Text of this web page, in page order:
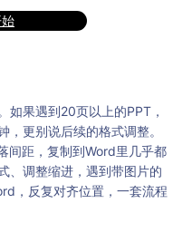
如果遇到20页以上的PPT，
更别说后续的格式调整。
间距，复制到Word里几乎都
、调整缩进，遇到带图片的
，反复对齐位置，一套流程